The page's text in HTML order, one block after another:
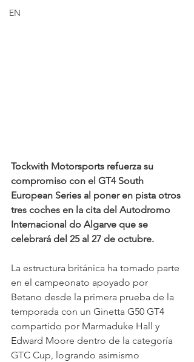
EN
Tockwith Motorsports refuerza su
compromiso con el GT4 South
European Series al poner en pista otros
tres coches en la cita del Autodromo
Internacional do Algarve que se
celebrará del 25 al 27 de octubre.
La estructura británica ha tomado parte
en el campeonato apoyado por
Betano desde la primera prueba de la
temporada con un Ginetta G50 GT4
compartido por Marmaduke Hall y
Edward Moore dentro de la categoría
GTC Cup, logrando asimismo